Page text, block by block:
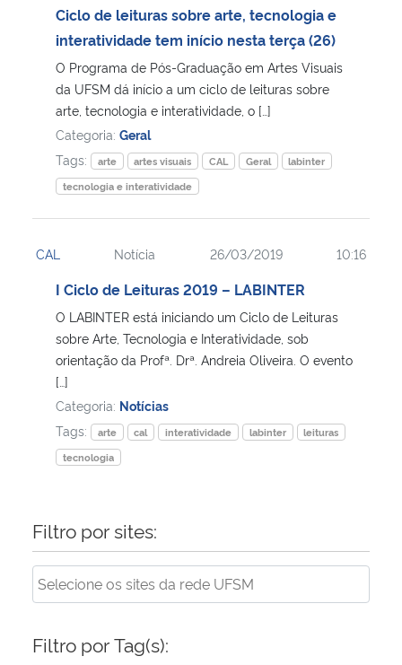
Ciclo de leituras sobre arte, tecnologia e
interatividade tem início nesta terça (26)
O Programa de Pós-Graduação em Artes Visuais
da UFSM dá início a um ciclo de leituras sobre
arte, tecnologia e interatividade, o […]
Categoria: Geral
Tags:
arte artes visuais CAL Geral
labinter
tecnologia e interatividade
CAL Notícia 26/03/2019 10:16
I Ciclo de Leituras 2019 – LABINTER
O LABINTER está iniciando um Ciclo de Leituras
sobre Arte, Tecnologia e Interatividade, sob
orientação da Profª. Drª. Andreia Oliveira. O evento
[…]
Categoria: Notícias
Tags:
arte cal interatividade labinter
leituras
tecnologia
Filtro por sites:
Filtro por Tag(s):